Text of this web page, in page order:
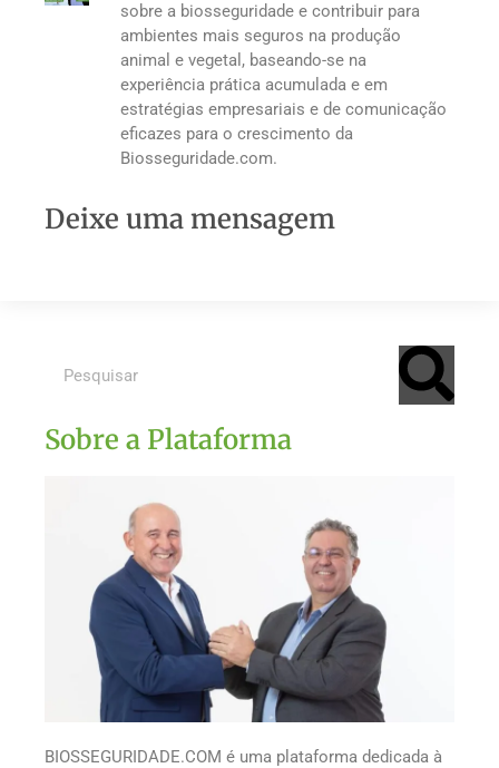
sobre a biosseguridade e contribuir para
ambientes mais seguros na produção
animal e vegetal, baseando-se na
experiência prática acumulada e em
estratégias empresariais e de comunicação
eficazes para o crescimento da
Biosseguridade.com.
Deixe uma mensagem
Sobre a Plataforma
BIOSSEGURIDADE.COM é uma plataforma dedicada à